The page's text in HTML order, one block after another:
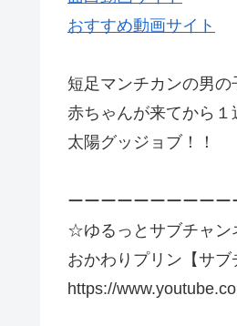
おすすめ動画サイト
短足マンチカンの男の
赤ちゃんが来てから１
太陽グッジョブ！！
ーーーーーーーーー
☆ゆるっとサブチャン
おかわりプリン【サブ
https://